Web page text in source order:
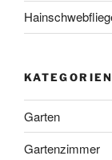
KATEGORIEN
Garten
Gartenzimmer